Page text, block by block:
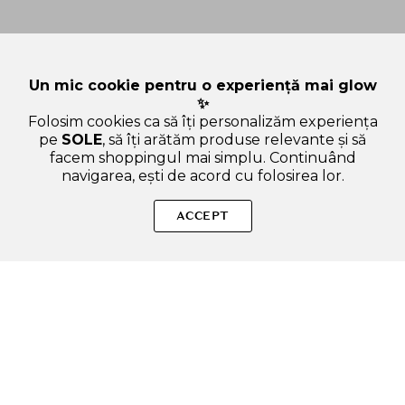
Produse autentice, conforme UE, alese responsabil.
Un mic cookie pentru o experiență mai glow
✨
Folosim cookies ca să îți personalizăm experiența
pe SOLE, să îți arătăm produse relevante și să
facem shoppingul mai simplu. Continuând
navigarea, ești de acord cu folosirea lor.
ACCEPT